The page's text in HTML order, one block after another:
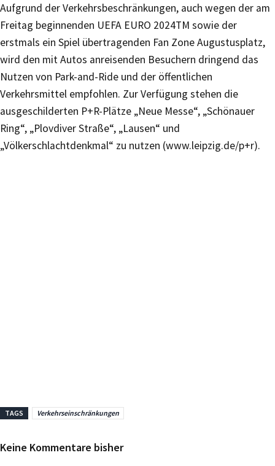
Aufgrund der Verkehrsbeschränkungen, auch wegen der am
Freitag beginnenden UEFA EURO 2024TM sowie der
erstmals ein Spiel übertragenden Fan Zone Augustusplatz,
wird den mit Autos anreisenden Besuchern dringend das
Nutzen von Park-and-Ride und der öffentlichen
Verkehrsmittel empfohlen. Zur Verfügung stehen die
ausgeschilderten P+R-Plätze „Neue Messe“, „Schönauer
Ring“, „Plovdiver Straße“, „Lausen“ und
„Völkerschlachtdenkmal“ zu nutzen (www.leipzig.de/p+r).
TAGS Verkehrseinschränkungen
Keine Kommentare bisher